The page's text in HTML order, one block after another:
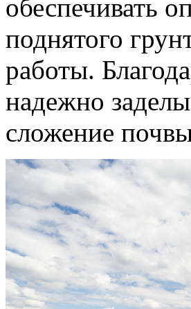
обеспечивать
поднятого
работы.
надежно
сложение